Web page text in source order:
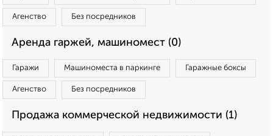
Агенство Без посредников
Аренда гаржей, машиномест (0)
Гаражи Машиноместа в паркинге Гаражные боксы
Агенство Без посредников
Продажа коммерческой недвижимости (1)